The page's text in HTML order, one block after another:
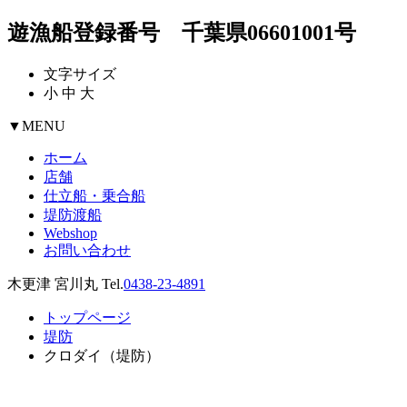
遊漁船登録番号 千葉県06601001号
文字サイズ
小 中 大
▼MENU
ホーム
店舗
仕立船・乗合船
堤防渡船
Webshop
お問い合わせ
木更津 宮川丸 Tel.0438-23-4891
トップページ
堤防
クロダイ（堤防）